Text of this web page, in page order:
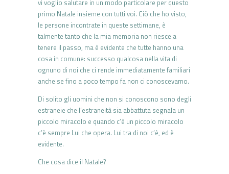
vi voglio salutare in un modo particolare per questo
primo Natale insieme con tutti voi. Ciò che ho visto,
le persone incontrate in queste settimane, è
talmente tanto che la mia memoria non riesce a
tenere il passo, ma è evidente che tutte hanno una
cosa in comune: successo qualcosa nella vita di
ognuno di noi che ci rende immediatamente familiari
anche se fino a poco tempo fa non ci conoscevamo.
Di solito gli uomini che non si conoscono sono degli
estraneie che l’estraneità sia abbattuta segnala un
piccolo miracolo e quando c’è un piccolo miracolo
c’è sempre Lui che opera. Lui tra di noi c’è, ed è
evidente.
Che cosa dice il Natale?